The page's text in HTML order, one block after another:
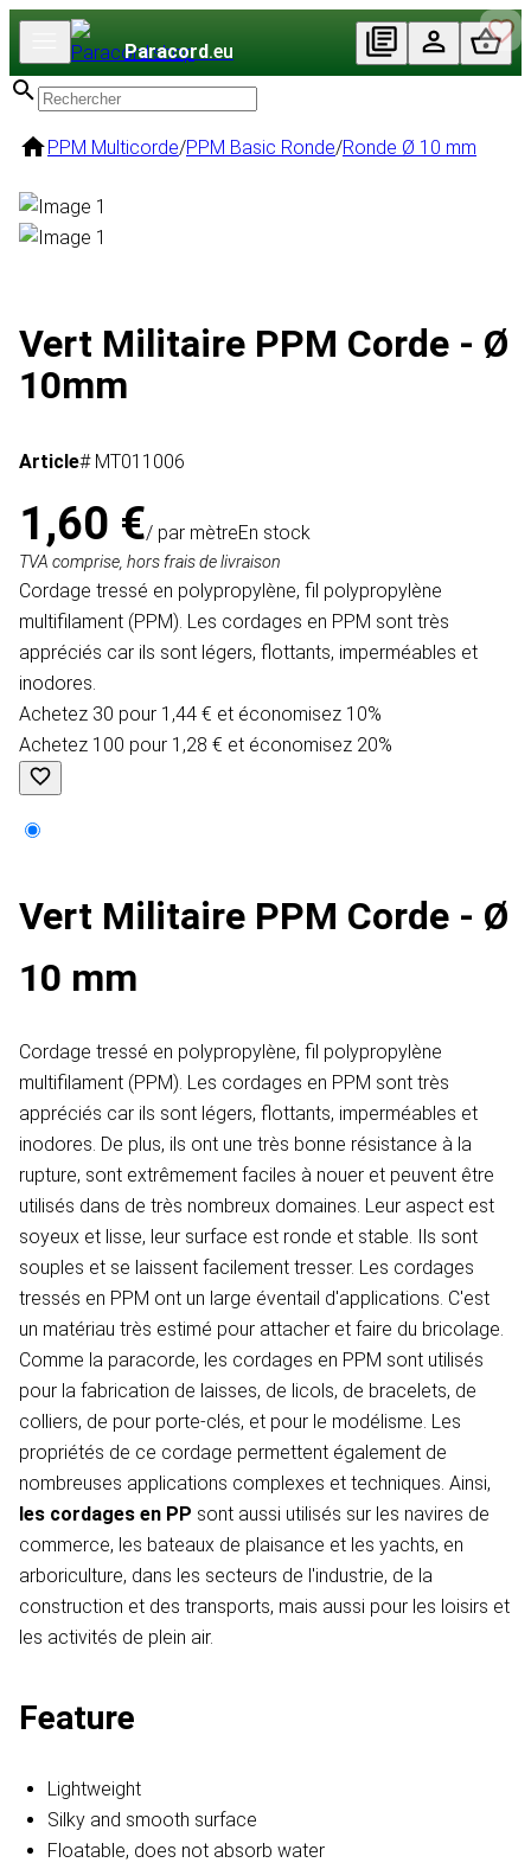
Paracord.eu
PPM Multicorde/PPM Basic Ronde/Ronde Ø 10 mm
Vert Militaire PPM Corde - Ø
10mm
Article# MT011006
1,60 €/ par mètreEn stock
TVA comprise, hors frais de livraison
Cordage tressé en polypropylène, fil polypropylène
multifilament (PPM). Les cordages en PPM sont très
appréciés car ils sont légers, flottants, imperméables et
inodores.
Achetez 30 pour 1,44 € et économisez 10%
Achetez 100 pour 1,28 € et économisez 20%
Vert Militaire PPM Corde - Ø
10 mm
Cordage tressé en polypropylène, fil polypropylène
multifilament (PPM). Les cordages en PPM sont très
appréciés car ils sont légers, flottants, imperméables et
inodores. De plus, ils ont une très bonne résistance à la
rupture, sont extrêmement faciles à nouer et peuvent être
utilisés dans de très nombreux domaines. Leur aspect est
soyeux et lisse, leur surface est ronde et stable. Ils sont
souples et se laissent facilement tresser. Les cordages
tressés en PPM ont un large éventail d'applications. C'est
un matériau très estimé pour attacher et faire du bricolage.
Comme la paracorde, les cordages en PPM sont utilisés
pour la fabrication de laisses, de licols, de bracelets, de
colliers, de pour porte-clés, et pour le modélisme. Les
propriétés de ce cordage permettent également de
nombreuses applications complexes et techniques. Ainsi,
les cordages en PP sont aussi utilisés sur les navires de
commerce, les bateaux de plaisance et les yachts, en
arboriculture, dans les secteurs de l'industrie, de la
construction et des transports, mais aussi pour les loisirs et
les activités de plein air.
Feature
Lightweight
Silky and smooth surface
Floatable, does not absorb water